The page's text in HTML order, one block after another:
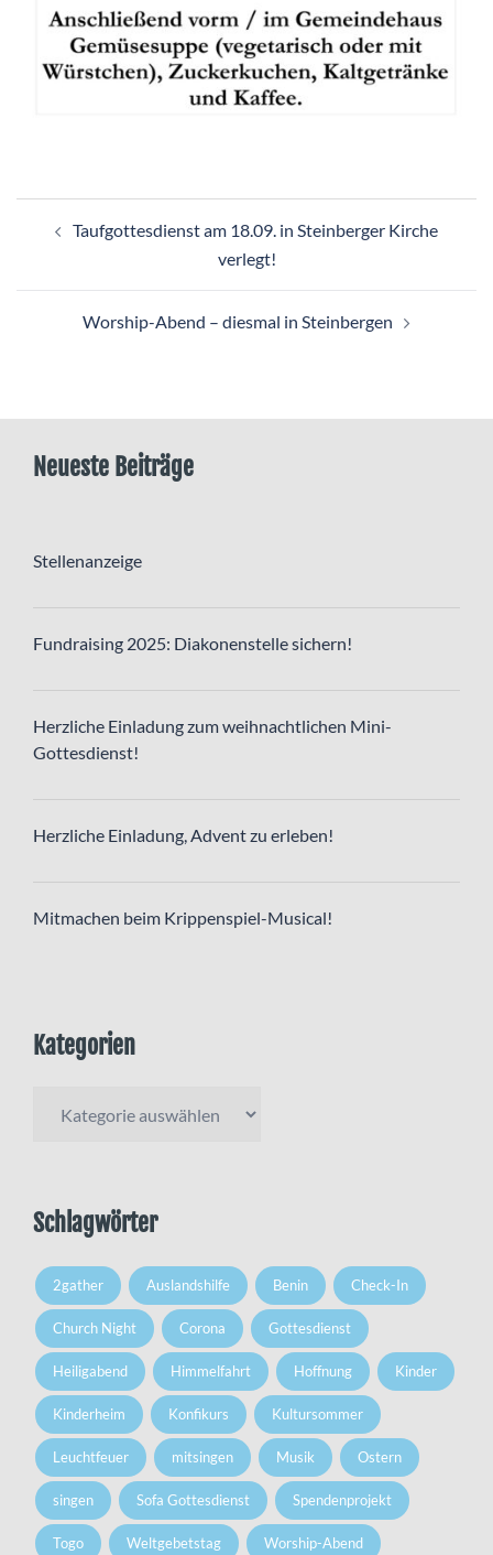
Taufgottesdienst am 18.09. in Steinberger Kirche
verlegt!
Worship-Abend – diesmal in Steinbergen
Neueste Beiträge
Stellenanzeige
Fundraising 2025: Diakonenstelle sichern!
Herzliche Einladung zum weihnachtlichen Mini-
Gottesdienst!
Herzliche Einladung, Advent zu erleben!
Mitmachen beim Krippenspiel-Musical!
Kategorien
Schlagwörter
2gather Auslandshilfe Benin Check-In
Church Night Corona Gottesdienst
Heiligabend Himmelfahrt Hoffnung Kinder
Kinderheim Konfikurs Kultursommer
Leuchtfeuer mitsingen Musik Ostern
singen Sofa Gottesdienst Spendenprojekt
Togo Weltgebetstag Worship-Abend